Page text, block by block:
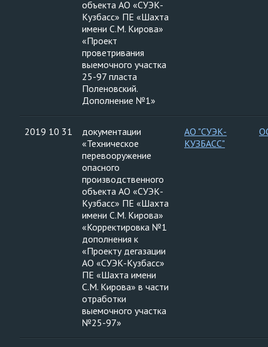
объекта АО «СУЭК-
Кузбасс» ПЕ «Шахта
имени С.М. Кирова»
«Проект
проветривания
выемочного участка
25-97 пласта
Поленовский.
Дополнение №1»
2019 10 31
документации
«Техническое
перевооружение
опасного
производственного
объекта АО «СУЭК-
Кузбасс» ПЕ «Шахта
имени С.М. Кирова»
«Корректировка №1
дополнения к
«Проекту дегазации
АО «СУЭК-Кузбасс»
ПЕ «Шахта имени
С.М. Кирова» в части
отработки
выемочного участка
№25-97»
АО "СУЭК-
КУЗБАСС"